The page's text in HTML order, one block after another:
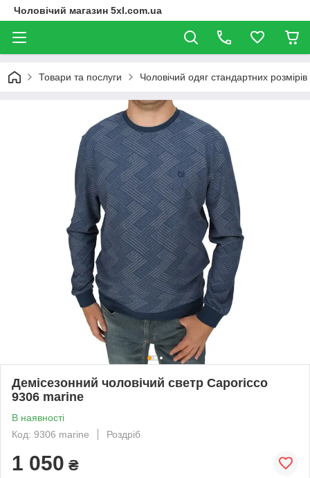
Чоловічий магазин 5xl.com.ua
Товари та послуги Чоловічий одяг стандартних розмірів
Демісезонний чоловічий светр Caporicco
9306 marine
В наявності
Код: 9306 marine
Роздріб
1 050 ₴